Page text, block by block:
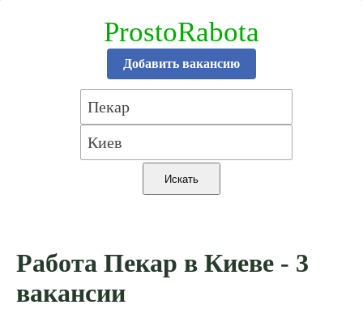
ProstoRabota
Добавить вакансию
Работа Пекар в Киеве - 3
вакансии